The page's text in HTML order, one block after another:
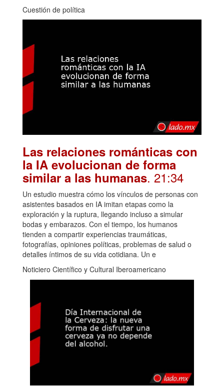
Cuestión de política
Las relaciones románticas con
la IA evolucionan de forma
similar a las humanas. 21:34
Un estudio muestra cómo los vínculos de personas con
asistentes basados en IA imitan etapas como la
exploración y la ruptura, llegando incluso a simular
bodas y embarazos. Con el tiempo, los humanos
tienden a compartir experiencias traumáticas,
fotografías, opiniones políticas, problemas de salud o
detalles íntimos de su vida cotidiana. Un e
Noticiero Científico y Cultural Iberoamericano